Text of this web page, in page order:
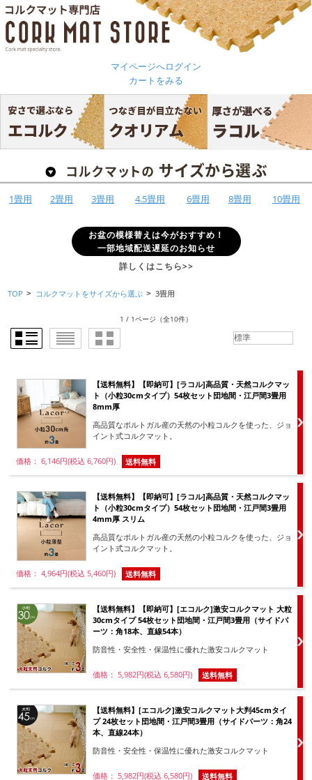
マイページへログイン
カートをみる
1畳用 2畳用 3畳用 4.5畳用 6畳用 8畳用 10畳用
お盆の模様替えは今がおすすめ！
一部地域配送遅延のお知らせ
詳しくはこちら>>
TOP > コルクマットをサイズから選ぶ > 3畳用
1 / 1ページ （全10件）
【送料無料】【即納可】[ラコル]高品質・天然コルクマッ
ト（小粒30cmタイプ）54枚セット団地間・江戸間3畳用
8mm厚
高品質なポルトガル産の天然の小粒コルクを使った、ジョ
イント式コルクマット。
価格： 6,146円(税込 6,760円) 送料無料
【送料無料】【即納可】[ラコル]高品質・天然コルクマッ
ト（小粒30cmタイプ）54枚セット団地間・江戸間3畳用
4mm厚 スリム
高品質なポルトガル産の天然の小粒コルクを使った、ジョ
イント式コルクマット。
価格： 4,964円(税込 5,460円) 送料無料
【送料無料】【即納可】[エコルク]激安コルクマット 大粒
30cmタイプ 54枚セット団地間・江戸間3畳用（サイドパ
ーツ：角18本、直線54本）
防音性・安全性・保温性に優れた激安コルクマット
価格： 5,982円(税込 6,580円) 送料無料
【送料無料】[エコルク]激安コルクマット大判45cmタイ
プ 24枚セット団地間・江戸間3畳用（サイドパーツ：角24
本、直線24本）
防音性・安全性・保温性に優れた激安コルクマット
価格： 5,982円(税込 6,580円) 送料無料